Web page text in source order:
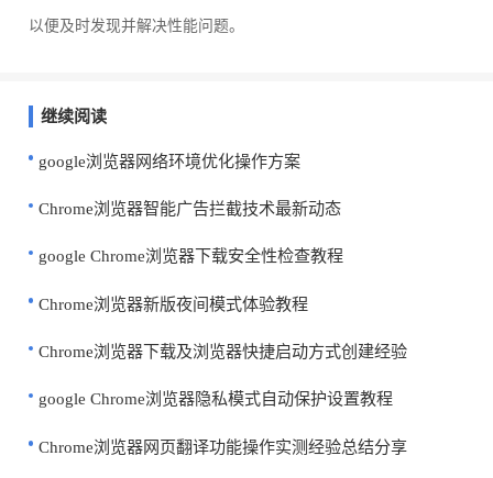
以便及时发现并解决性能问题。
继续阅读
google浏览器网络环境优化操作方案
Chrome浏览器智能广告拦截技术最新动态
google Chrome浏览器下载安全性检查教程
Chrome浏览器新版夜间模式体验教程
Chrome浏览器下载及浏览器快捷启动方式创建经验
google Chrome浏览器隐私模式自动保护设置教程
Chrome浏览器网页翻译功能操作实测经验总结分享